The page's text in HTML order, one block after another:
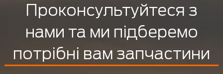
Проконсультуйтеся з
нами та ми підберемо
потрібні вам запчастини